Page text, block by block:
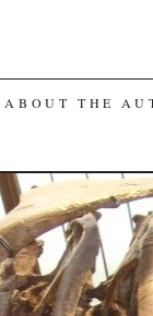
ABOUT THE